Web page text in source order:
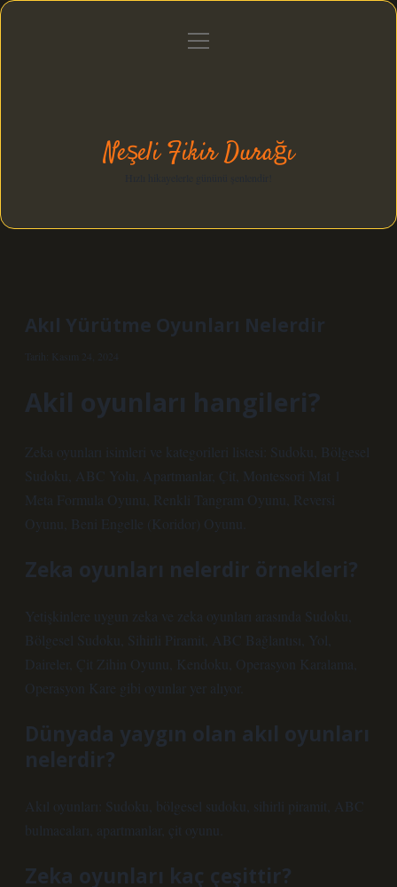
Gizlilik Politikası
menüyü
Neşeli Fikir Durağı
Akıl Yürütme Oyunları Nelerdir
Tarih: Kasım 24, 2024
Akil oyunları hangileri?
Zeka oyunları isimleri ve kategorileri listesi: Sudoku, Bölgesel
Sudoku, ABC Yolu, Apartmanlar, Çit, Montessori Mat 1
Meta Formula Oyunu, Renkli Tangram Oyunu, Reversi
Oyunu, Beni Engelle (Koridor) Oyunu.
Zeka oyunları nelerdir örnekleri?
Yetişkinlere uygun zeka ve zeka oyunları arasında Sudoku,
Bölgesel Sudoku, Sihirli Piramit, ABC Bağlantısı, Yol,
Daireler, Çit Zihin Oyunu, Kendoku, Operasyon Karalama,
Operasyon Kare gibi oyunlar yer alıyor.
Dünyada yaygın olan akıl oyunları
nelerdir?
Akıl oyunları: Sudoku, bölgesel sudoku, sihirli piramit, ABC
bulmacaları, apartmanlar, çit oyunu.
Zeka oyunları kaç çeşittir?